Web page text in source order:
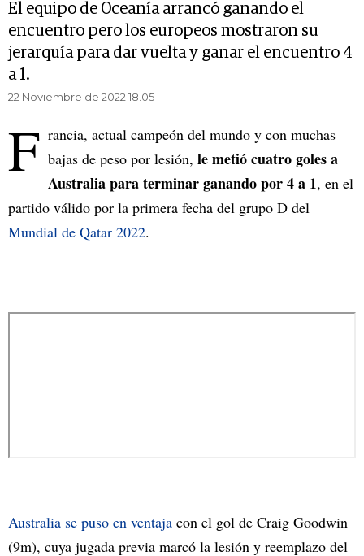
El equipo de Oceanía arrancó ganando el
encuentro pero los europeos mostraron su
jerarquía para dar vuelta y ganar el encuentro 4
a 1.
22 Noviembre de 2022 18.05
F rancia, actual campeón del mundo y con muchas
bajas de peso por lesión, le metió cuatro goles a
Australia para terminar ganando por 4 a 1, en el
partido válido por la primera fecha del grupo D del
Mundial de Qatar 2022.
Australia se puso en ventaja con el gol de Craig Goodwin
(9m), cuya jugada previa marcó la lesión y reemplazo del